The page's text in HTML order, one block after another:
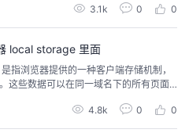
：设置是否自动调
3.1k 0 0
local storage 里面
指浏览器提供的一种客户端存储机制，
这些数据可以在同一域名下的所有页面
引入的一种新的浏览器存储机制，它比
与 Cookie 不同的是，Local s...
4.8k 0 0